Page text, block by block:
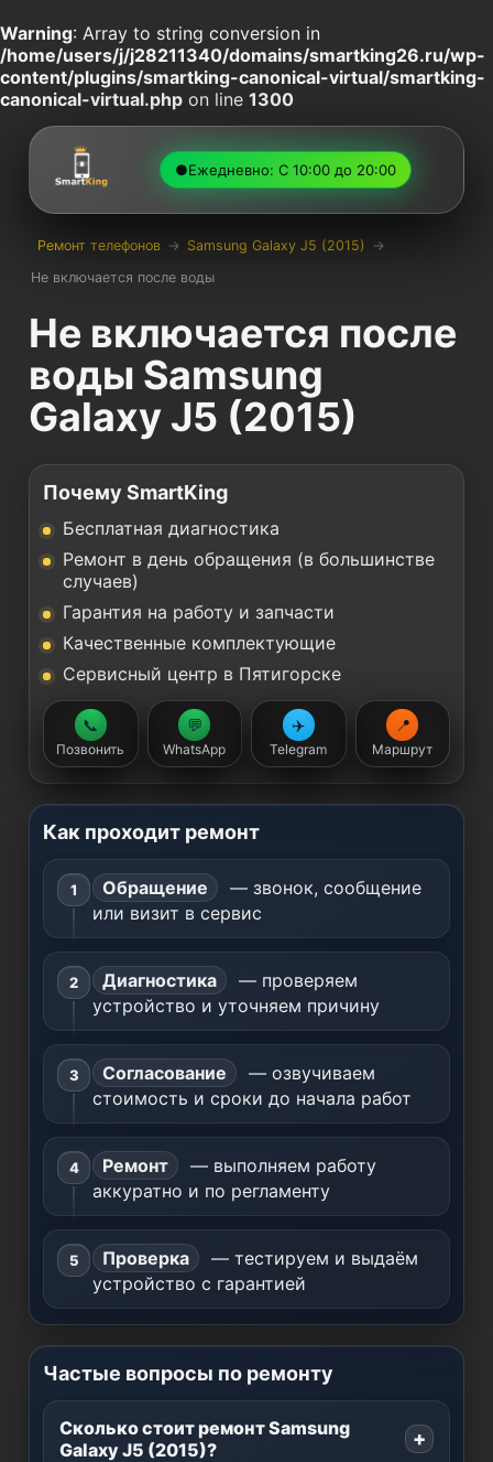
Warning: Array to string conversion in
/home/users/j/j28211340/domains/smartking26.ru/wp-
content/plugins/smartking-canonical-virtual/smartking-
canonical-virtual.php on line 1300
●Ежедневно: С 10:00 до 20:00
Ремонт телефонов → Samsung Galaxy J5 (2015)
→
Не включается после воды
Не включается после
воды Samsung
Galaxy J5 (2015)
Почему SmartKing
Бесплатная диагностика
Ремонт в день обращения (в большинстве
случаев)
Гарантия на работу и запчасти
Качественные комплектующие
Сервисный центр в Пятигорске
📞
Позвонить
💬
WhatsApp
✈️
Telegram
📍
Маршрут
Как проходит ремонт
Обращение
— звонок, сообщение
или визит в сервис
Диагностика
— проверяем
устройство и уточняем причину
Согласование
— озвучиваем
стоимость и сроки до начала работ
Ремонт
— выполняем работу
аккуратно и по регламенту
Проверка
— тестируем и выдаём
устройство с гарантией
Частые вопросы по ремонту
Сколько стоит ремонт Samsung
Galaxy J5 (2015)?